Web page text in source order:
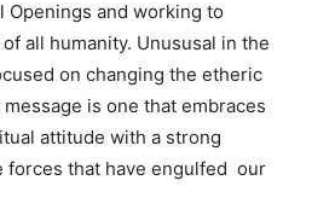
and working to
all humanity. Unususal in the
on changing the etheric
is one that embraces
attitude with a strong
forces that have engulfed our